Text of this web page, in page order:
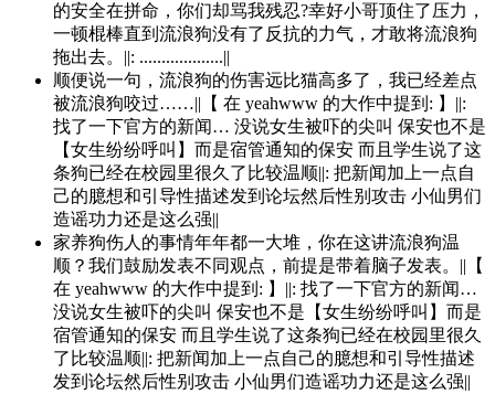
的安全在拼命，你们却骂我残忍?幸好小哥顶住了压力，
一顿棍棒直到流浪狗没有了反抗的力气，才敢将流浪狗
拖出去。||: ...................||
顺便说一句，流浪狗的伤害远比猫高多了，我已经差点
被流浪狗咬过……||【 在 yeahwww 的大作中提到: 】||:
找了一下官方的新闻… 没说女生被吓的尖叫 保安也不是
【女生纷纷呼叫】而是宿管通知的保安 而且学生说了这
条狗已经在校园里很久了比较温顺||: 把新闻加上一点自
己的臆想和引导性描述发到论坛然后性别攻击 小仙男们
造谣功力还是这么强||
家养狗伤人的事情年年都一大堆，你在这讲流浪狗温
顺？我们鼓励发表不同观点，前提是带着脑子发表。||【
在 yeahwww 的大作中提到: 】||: 找了一下官方的新闻…
没说女生被吓的尖叫 保安也不是【女生纷纷呼叫】而是
宿管通知的保安 而且学生说了这条狗已经在校园里很久
了比较温顺||: 把新闻加上一点自己的臆想和引导性描述
发到论坛然后性别攻击 小仙男们造谣功力还是这么强||